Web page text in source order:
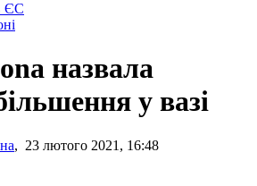
ЄС
назвала
у вазі
, 23 лютого 2021, 16:48